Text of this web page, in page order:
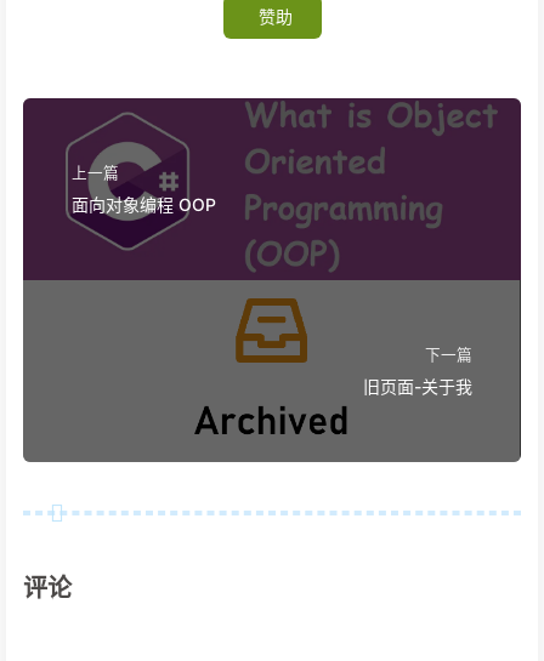
赞助
上一篇
面向对象编程 OOP
下一篇
旧页面-关于我
评论